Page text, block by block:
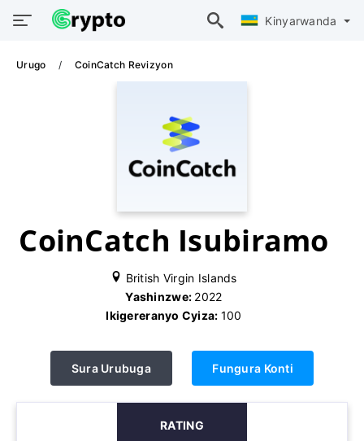
Kinyarwanda
Urugo CoinCatch Revizyon
CoinCatch Isubiramo
British Virgin Islands
Yashinzwe: 2022
Ikigereranyo Cyiza: 100
Sura Urubuga Fungura Konti
RATING